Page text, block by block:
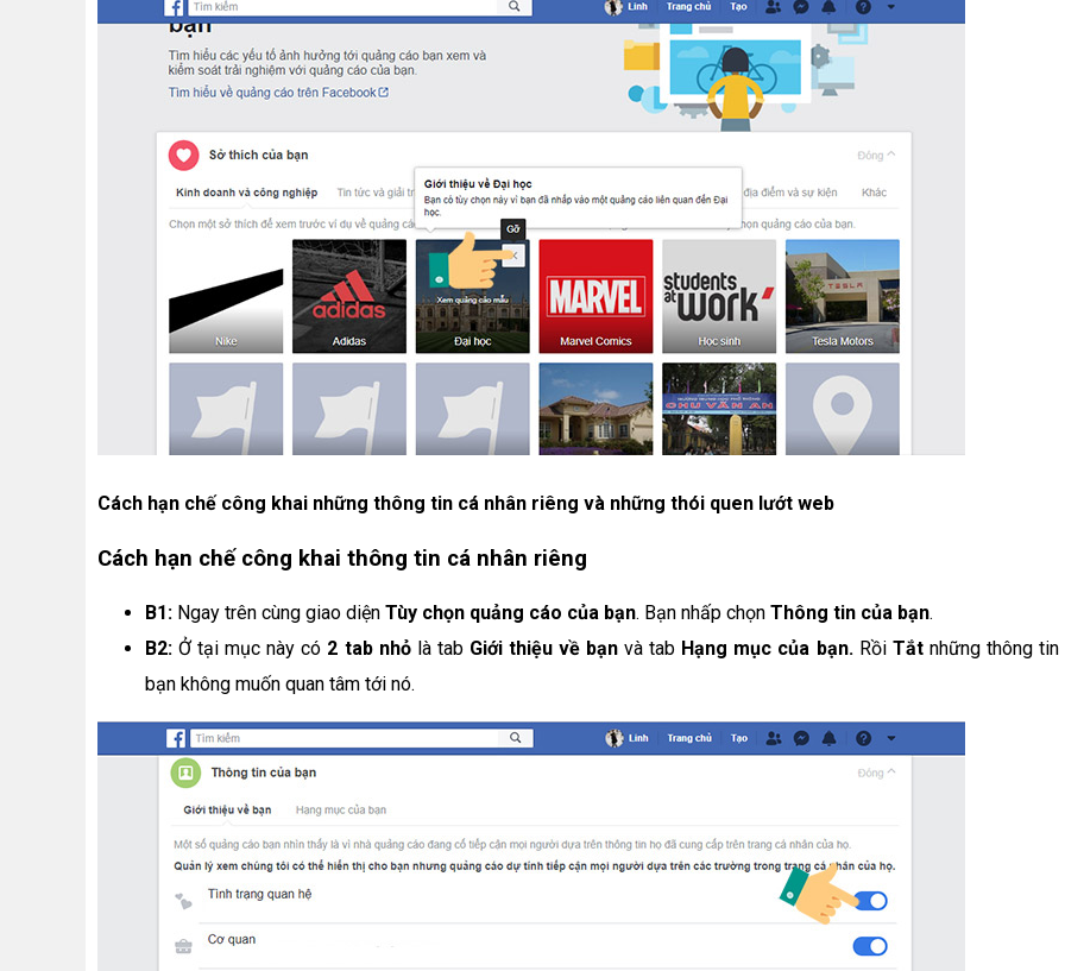
Cách hạn chế công khai những thông tin cá nhân riêng và những thói quen lướt web
Cách hạn chế công khai thông tin cá nhân riêng
B1: Ngay trên cùng giao diện Tùy chọn quảng cáo của bạn. Bạn nhấp chọn Thông tin của bạn.
B2:Ở tại mục này có 2 tab nhỏ là tab Giới thiệu về bạn và tab Hạng mục của bạn. RồiTắtnhững thông tin
bạn không muốn quan tâm tới nó.